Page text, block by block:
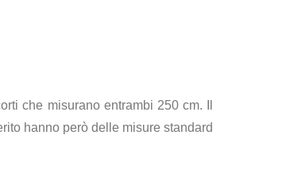
che misurano entrambi 250 cm. Il
hanno però delle misure standard